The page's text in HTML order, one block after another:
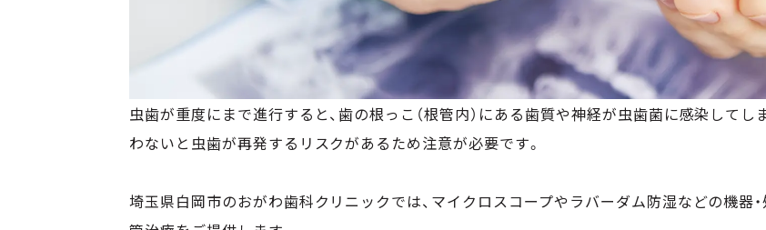
虫歯が重度にまで進行すると、歯の根っこ（根管内）にある歯質や神経が虫歯菌に感染して
わないと虫歯が再発するリスクがあるため注意が必要です。
埼玉県白岡市のおがわ歯科クリニックでは、マイクロスコープやラバーダム防湿などの機器